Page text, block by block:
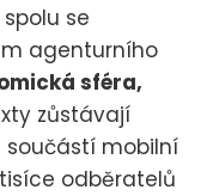
se
agenturního
sféra,
zůstávají
součástí mobilní
odběratelů